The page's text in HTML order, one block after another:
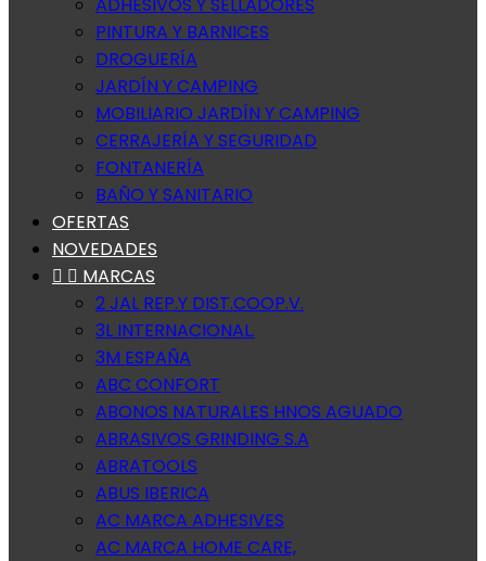
PINTURA Y BARNICES
DROGUERÍA
JARDÍN Y CAMPING
MOBILIARIO JARDÍN Y CAMPING
CERRAJERÍA Y SEGURIDAD
FONTANERÍA
BAÑO Y SANITARIO
OFERTAS
NOVEDADES
  MARCAS
2 JAL REP.Y DIST.COOP.V.
3L INTERNACIONAL.
3M ESPAÑA
ABC CONFORT
ABONOS NATURALES HNOS AGUADO
ABRASIVOS GRINDING S.A
ABRATOOLS
ABUS IBERICA
AC MARCA ADHESIVES
AC MARCA HOME CARE,